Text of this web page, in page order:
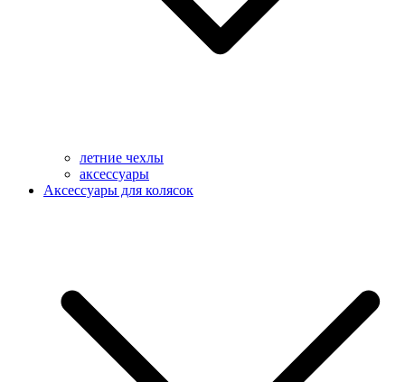
летние чехлы
аксессуары
Аксессуары для колясок